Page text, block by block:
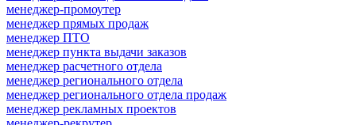
менеджер-промоутер
менеджер прямых продаж
менеджер ПТО
менеджер пункта выдачи заказов
менеджер расчетного отдела
менеджер регионального отдела
менеджер регионального отдела продаж
менеджер рекламных проектов